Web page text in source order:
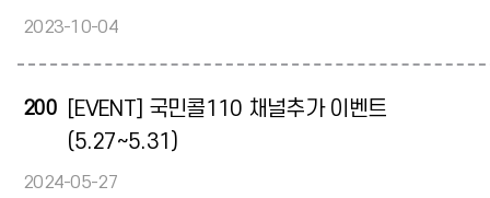
2023-10-04
200
[EVENT] 국민콜110 채널추가 이벤트
(5.27~5.31)
2024-05-27